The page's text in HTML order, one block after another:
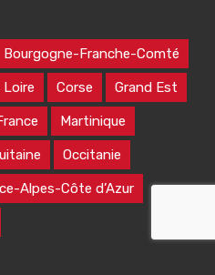
Bourgogne-Franche-Comté
Corse Grand Est
Martinique
Occitanie
Alpes-Côte d’Azur